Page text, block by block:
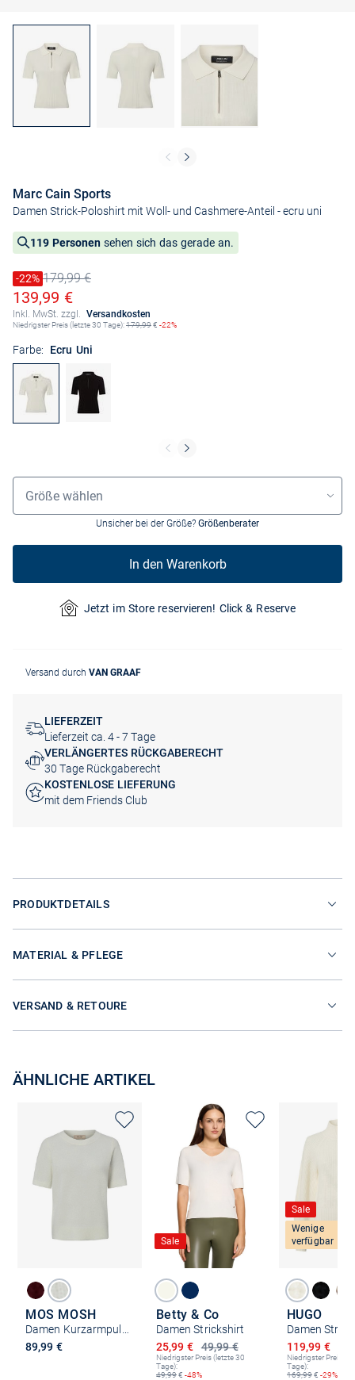
Marc Cain Sports
Damen Strick-Poloshirt mit Woll- und Cashmere-Anteil - ecru uni
119 Personen sehen sich das gerade an.
Preis reduziert um
-22%
Alter Preis179,99 €
Ermäßigter Preis
139,99 €
Inkl. MwSt. zzgl. Versandkosten
Niedrigster Preis (letzte 30 Tage):179,99€ -22%
Farbe: Ecru Uni
Größenauswahl
Größe wählen
Unsicher bei der Größe? Größenberater
In den Warenkorb
Jetzt im Store reservieren! Click & Reserve
Versand durch VAN GRAAF
LIEFERZEIT
Lieferzeit ca. 4 - 7 Tage
VERLÄNGERTES RÜCKGABERECHT
30 Tage Rückgaberecht
KOSTENLOSE LIEFERUNG
mit dem Friends Club
PRODUKTDETAILS
MATERIAL & PFLEGE
VERSAND & RETOURE
ÄHNLICHE ARTIKEL
MOS MOSH
89,99 €
Sale
Betty & Co
Damen Strickshirt
49,99 €
Ermäßigter Preis
25,99 €
Niedrigster Preis (letzte 30
Tage):
49,99€ -48%
Sale
Wenige
verfügbar
HUGO
Ermäßigter
119,99 €
Niedrigster Preis
Tage):
169,99€ -29%